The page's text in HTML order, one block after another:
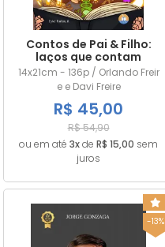
Contos de Pai & Filho:
laços que contam
estórias
14x21cm - 136p / Orlando Freir
e e Davi Freire
R$ 45,00
R$ 54,90
ou em até 3xde R$ 15,00 sem
juros
-13%